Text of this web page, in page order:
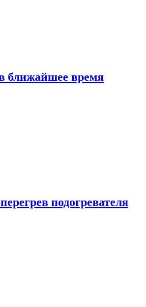
ближайшее время
подогревателя